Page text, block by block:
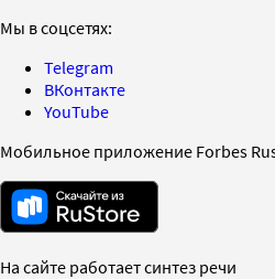
Мы в соцсетях:
Telegram
ВКонтакте
YouTube
Мобильное приложение Forbes
На сайте работает синтез речи